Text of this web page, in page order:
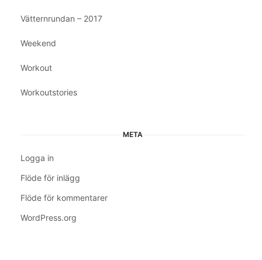
Vätternrundan – 2017
Weekend
Workout
Workoutstories
META
Logga in
Flöde för inlägg
Flöde för kommentarer
WordPress.org